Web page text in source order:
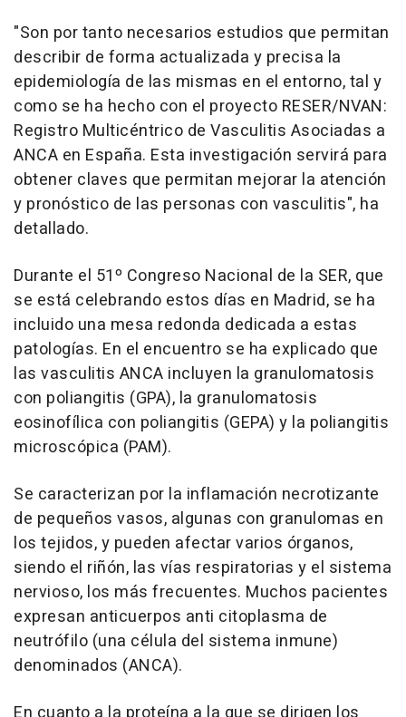
"Son por tanto necesarios estudios que permitan
describir de forma actualizada y precisa la
epidemiología de las mismas en el entorno, tal y
como se ha hecho con el proyecto RESER/NVAN:
Registro Multicéntrico de Vasculitis Asociadas a
ANCA en España. Esta investigación servirá para
obtener claves que permitan mejorar la atención
y pronóstico de las personas con vasculitis", ha
detallado.
Durante el 51º Congreso Nacional de la SER, que
se está celebrando estos días en Madrid, se ha
incluido una mesa redonda dedicada a estas
patologías. En el encuentro se ha explicado que
las vasculitis ANCA incluyen la granulomatosis
con poliangitis (GPA), la granulomatosis
eosinofílica con poliangitis (GEPA) y la poliangitis
microscópica (PAM).
Se caracterizan por la inflamación necrotizante
de pequeños vasos, algunas con granulomas en
los tejidos, y pueden afectar varios órganos,
siendo el riñón, las vías respiratorias y el sistema
nervioso, los más frecuentes. Muchos pacientes
expresan anticuerpos anti citoplasma de
neutrófilo (una célula del sistema inmune)
denominados (ANCA).